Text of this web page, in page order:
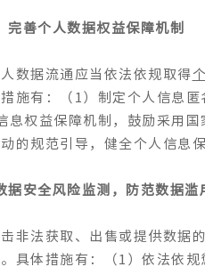
完善个人数据权益保障机制
数据流通应当依法依规取得
施有：（1）制定个人信息
息权益保障机制，鼓励采用
的规范引导，健全个人信息
据安全风险监测，防范数据滥
击非法获取、出售或提供数
具体措施有：（1）依法依